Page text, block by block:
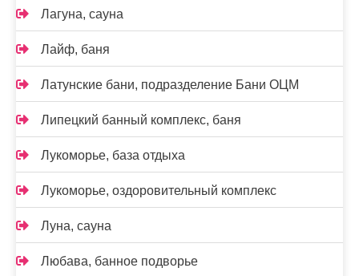
Лагуна, сауна
Лайф, баня
Латунские бани, подразделение Бани ОЦМ
Липецкий банный комплекс, баня
Лукоморье, база отдыха
Лукоморье, оздоровительный комплекс
Луна, сауна
Любава, банное подворье